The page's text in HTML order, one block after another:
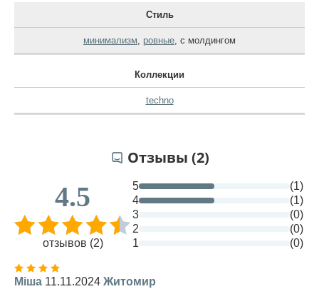
Стиль
минимализм ровные с молдингом
Коллекции
techno
Отзывы (2)
4.5
отзывов (2)
5
(1)
4
(1)
3
(0)
2
(0)
1
(0)
Міша 11.11.2024 Житомир